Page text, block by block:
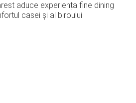
aduce experiența fine dining
casei și al biroului